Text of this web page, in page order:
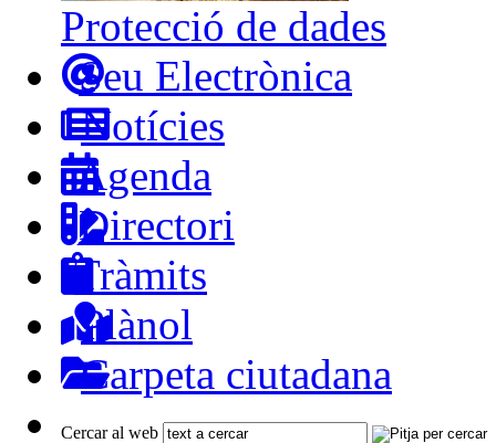
Protecció de dades
Seu Electrònica
Notícies
Agenda
Directori
Tràmits
Plànol
Carpeta ciutadana
Cercar al web